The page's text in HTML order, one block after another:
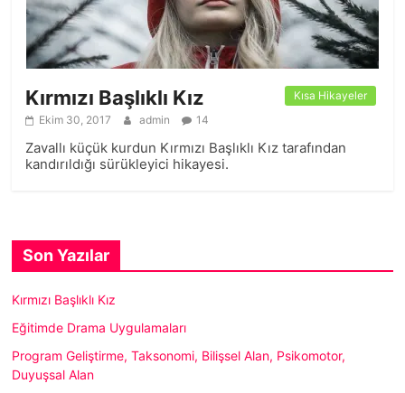
Kısa Hikayeler
Kırmızı Başlıklı Kız
Ekim 30, 2017 admin 14
Zavallı küçük kurdun Kırmızı Başlıklı Kız tarafından
kandırıldığı sürükleyici hikayesi.
Son Yazılar
Kırmızı Başlıklı Kız
Eğitimde Drama Uygulamaları
Program Geliştirme, Taksonomi, Bilişsel Alan, Psikomotor,
Duyuşsal Alan